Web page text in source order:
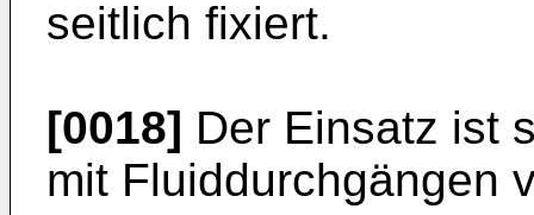
seitlich fixiert.
[0018] Der Einsatz ist
mit Fluiddurchgängen